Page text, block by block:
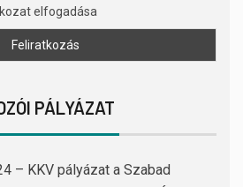
elfogadása
PÁLYÁZAT
– KKV pályázat a Szabad